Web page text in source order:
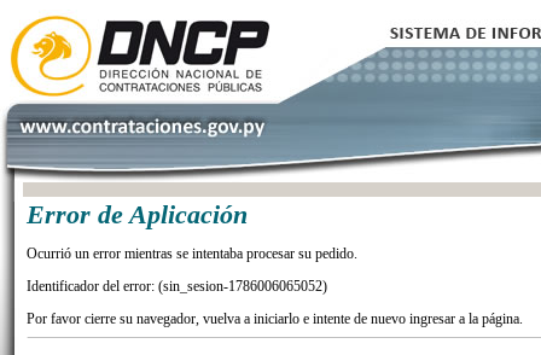
Error de Aplicación
Ocurrió un error mientras se intentaba procesar su pedido.
Identificador del error: (sin_sesion-1786006065052)
Por favor cierre su navegador, vuelva a iniciarlo e intente de nuevo ingresar a la página.